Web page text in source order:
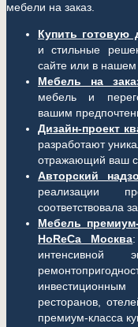
мебели на заказ.
Купить готовую
и стильные
сайте или в нашем
Мебель на
мебель и
вашим
Дизайн-проект
разработают
отражающий ваш
Авторский
реализации
соответствовала
Мебель
HoReCa Москва
интенсивной
ресторанов,
премиум-класса